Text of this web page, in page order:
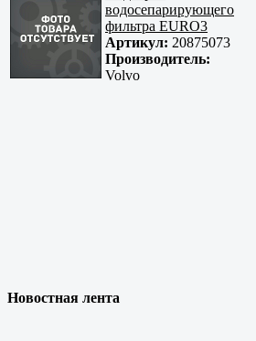
водосепарирующего
фильтра EURO3
Артикул: 20875073
Производитель:
Volvo
Новостная лента